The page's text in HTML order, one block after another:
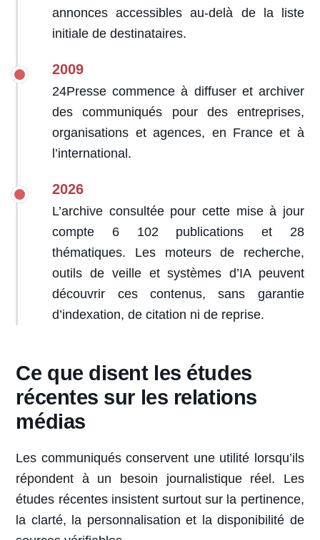
annonces accessibles au-delà de la liste
initiale de destinataires.
2009
24Presse commence à diffuser et archiver
des communiqués pour des entreprises,
organisations et agences, en France et à
l’international.
2026
L’archive consultée pour cette mise à jour
compte 6 102 publications et 28
thématiques. Les moteurs de recherche,
outils de veille et systèmes d’IA peuvent
découvrir ces contenus, sans garantie
d’indexation, de citation ni de reprise.
Ce que disent les études
récentes sur les relations
médias
Les communiqués conservent une utilité lorsqu’ils
répondent à un besoin journalistique réel. Les
études récentes insistent surtout sur la pertinence,
la clarté, la personnalisation et la disponibilité de